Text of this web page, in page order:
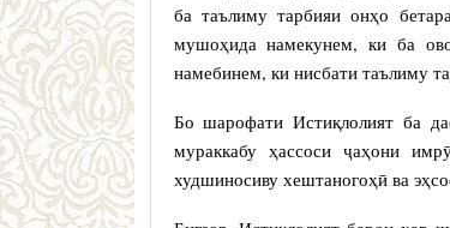
ба таълиму тарбияи онҳо
мушоҳида намекунем, ки ба
намебинем, ки нисбати таълиму
Бо шарофати Истиқлолият ба
мураккабу ҳассоси ҷаҳони
худшиносиву хештаногоҳӣ ва